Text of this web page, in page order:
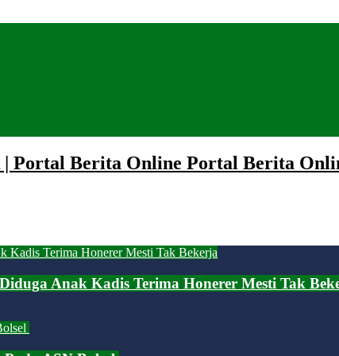
Portal Berita Online Portal Berita
Anak Kadis Terima Honerer Mesti Tak